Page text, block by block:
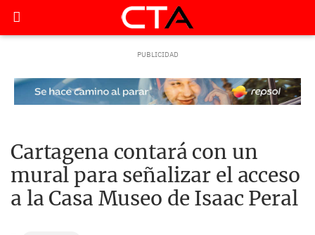
Cartagena contará con un
mural para señalizar el acceso
a la Casa Museo de Isaac Peral